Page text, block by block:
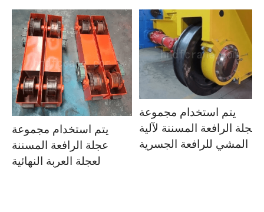
يتم استخدام مجموعة
عجلة الرافعة المسننة
لعجلة العربة النهائية
يتم استخدام مجموعة
عجلة الرافعة المسننة لآلية
المشي للرافعة الجسرية